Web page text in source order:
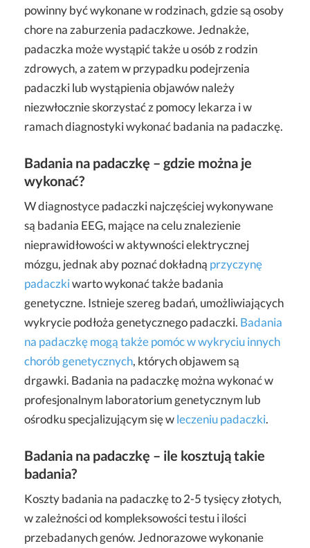
powinny być wykonane w rodzinach, gdzie są osoby
chore na zaburzenia padaczkowe. Jednakże,
padaczka może wystąpić także u osób z rodzin
zdrowych, a zatem w przypadku podejrzenia
padaczki lub wystąpienia objawów należy
niezwłocznie skorzystać z pomocy lekarza i w
ramach diagnostyki wykonać badania na padaczkę.
Badania na padaczkę – gdzie można je
wykonać?
W diagnostyce padaczki najczęściej wykonywane
są badania EEG, mające na celu znalezienie
nieprawidłowości w aktywności elektrycznej
mózgu, jednak aby poznać dokładną przyczynę
padaczkiwarto wykonać także badania
genetyczne. Istnieje szereg badań, umożliwiających
wykrycie podłoża genetycznego padaczki. Badania
na padaczkę mogą także pomóc w wykryciu innych
chorób genetycznych, których objawem są
drgawki. Badania na padaczkę można wykonać w
profesjonalnym laboratorium genetycznym lub
ośrodku specjalizującym się wleczeniu padaczki.
Badania na padaczkę – ile kosztują takie
badania?
Koszty badania na padaczkę to 2-5 tysięcy złotych,
w zależności od kompleksowości testu i ilości
przebadanych genów. Jednorazowe wykonanie